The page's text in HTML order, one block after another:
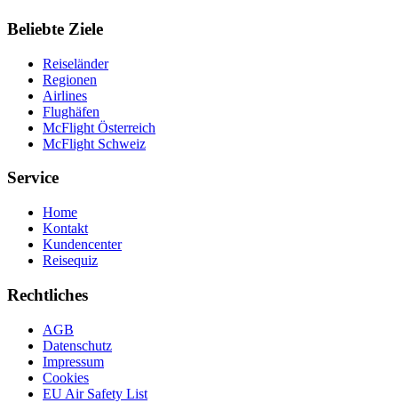
Beliebte Ziele
Reiseländer
Regionen
Airlines
Flughäfen
McFlight Österreich
McFlight Schweiz
Service
Home
Kontakt
Kundencenter
Reisequiz
Rechtliches
AGB
Datenschutz
Impressum
Cookies
EU Air Safety List